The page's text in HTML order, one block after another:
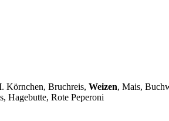
Körnchen, Bruchreis, Weizen, Mais,
Hagebutte, Rote Peperoni